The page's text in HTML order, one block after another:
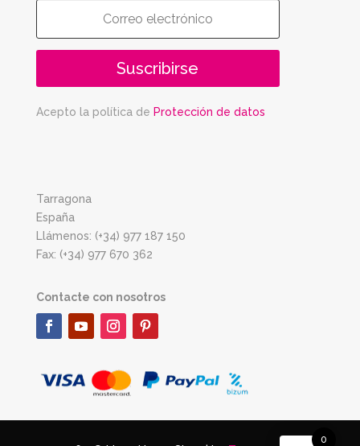
Suscribirse
Acepto la política de Protección de datos
Tarragona
España
Llámenos: (+34) 977 187 150
Fax: (+34) 977 670 362
Contacte con nosotros
0